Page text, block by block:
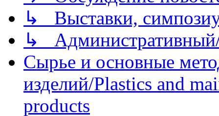
↳ Выставки,
↳
Сырье и основные
изделий/Plastics and
products